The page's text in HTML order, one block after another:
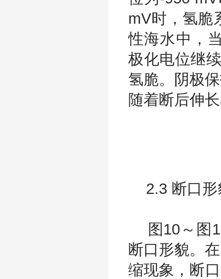
mV时，氢脆
性海水中，
极化电位继
氢脆。阴极
随着断后伸
2.3 断口形
图10～图
断口形貌。
缩现象，断